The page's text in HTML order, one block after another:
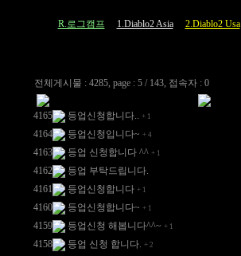
R.로그캠프 1.Diablo2 Asia 2.Diablo2 Usa
전체게시물 : 4285, page : 5 / 143, 접속자 : 0
4165 등업신청합니다.. + 1
4164 등업신청입니다~ + 4
4163 등업 신청합니다 ^^ + 1
4162
등업 부탁드립니다.
4161
등업신청합니다 + 1
4160 등업신청합니다~ + 1
4159 등업신청 해봅니다^^~ + 1
4158 등업 신청 합니다. + 2